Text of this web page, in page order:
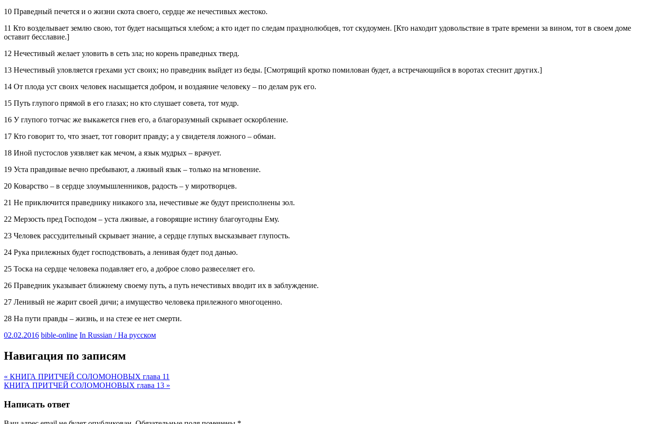
10 Праведный печется и о жизни скота своего, сердце же нечестивых жестоко.
11 Кто возделывает землю свою, тот будет насыщаться хлебом; а кто идет по следам празднолюбцев, тот скудоумен. [Кто находит удовольствие в трате времени за вином, тот в своем доме
оставит бесславие.]
12 Нечестивый желает уловить в сеть зла; но корень праведных тверд.
13 Нечестивый уловляется грехами уст своих; но праведник выйдет из беды. [Смотрящий кротко помилован будет, а встречающийся в воротах стеснит других.]
14 От плода уст своих человек насыщается добром, и воздаяние человеку – по делам рук его.
15 Путь глупого прямой в его глазах; но кто слушает совета, тот мудр.
16 У глупого тотчас же выкажется гнев его, а благоразумный скрывает оскорбление.
17 Кто говорит то, что знает, тот говорит правду; а у свидетеля ложного – обман.
18 Иной пустослов уязвляет как мечом, а язык мудрых – врачует.
19 Уста правдивые вечно пребывают, а лживый язык – только на мгновение.
20 Коварство – в сердце злоумышленников, радость – у миротворцев.
21 Не приключится праведнику никакого зла, нечестивые же будут преисполнены зол.
22 Мерзость пред Господом – уста лживые, а говорящие истину благоугодны Ему.
23 Человек рассудительный скрывает знание, а сердце глупых высказывает глупость.
24 Рука прилежных будет господствовать, а ленивая будет под данью.
25 Тоска на сердце человека подавляет его, а доброе слово развеселяет его.
26 Праведник указывает ближнему своему путь, а путь нечестивых вводит их в заблуждение.
27 Ленивый не жарит своей дичи; а имущество человека прилежного многоценно.
28 На пути правды – жизнь, и на стезе ее нет смерти.
02.02.2016 bible-online In Russian / На русском
Навигация по записям
« КНИГА ПРИТЧЕЙ СОЛОМОНОВЫХ глава 11
КНИГА ПРИТЧЕЙ СОЛОМОНОВЫХ глава 13 »
Написать ответ